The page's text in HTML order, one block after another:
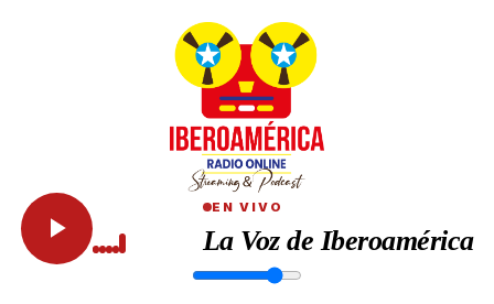
EN VIVO
La Voz de Iberoamérica